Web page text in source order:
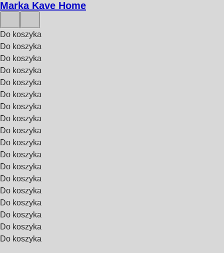
Marka Kave Home
Do koszyka
Do koszyka
Do koszyka
Do koszyka
Do koszyka
Do koszyka
Do koszyka
Do koszyka
Do koszyka
Do koszyka
Do koszyka
Do koszyka
Do koszyka
Do koszyka
Do koszyka
Do koszyka
Do koszyka
Do koszyka